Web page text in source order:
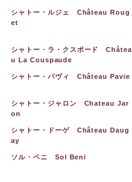
シャトー・ルジェ Château Roug
et
シャトー・ラ・クスポード Châtea
u La Couspaude
シャトー・パヴィ Château Pavie
シャトー・ジャロン Chateau Jar
on
シャトー・ドーゲ Château Daug
ay
ソル・ベニ Sol Beni